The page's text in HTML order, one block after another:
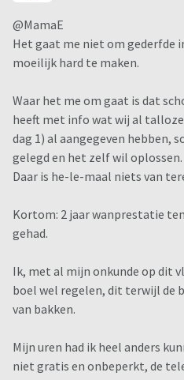
@MamaE
Het gaat me niet om gederfde
moeilijk hard te maken.
Waar het me om gaat is dat
heeft met info wat wij al
dag 1) al aangegeven hebben,
gelegd en het zelf wil oplossen.
Daar is he-le-maal niets van
Kortom: 2 jaar wanprestatie
gehad.
Ik, met al mijn onkunde op dit
boel wel regelen, dit terwijl de
van bakken.
Mijn uren had ik heel anders
niet gratis en onbeperkt, de